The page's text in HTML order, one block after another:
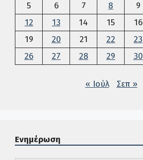
5
6 7 8 9
12
13 14 15 16
19
20 21 22 23
26
27 28 29 30
« Ιούλ Σεπ »
Ενημέρωση